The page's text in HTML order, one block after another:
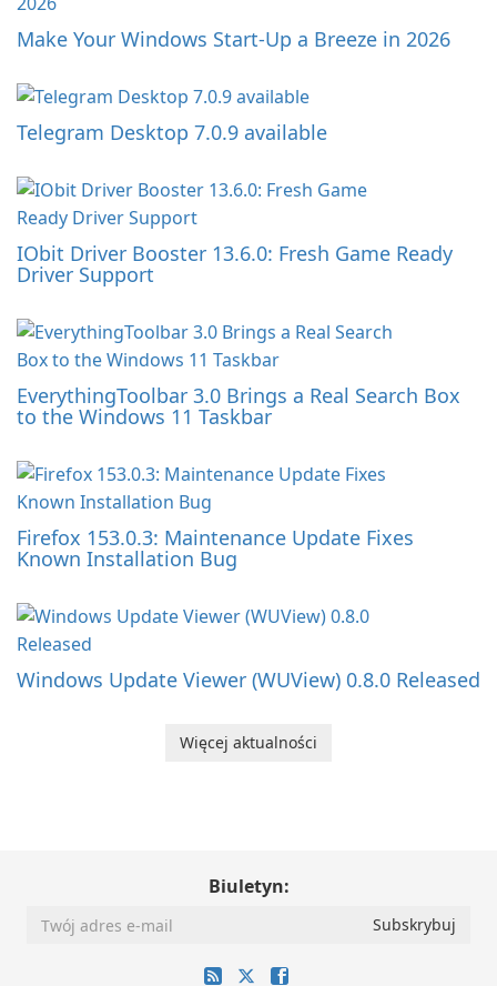
Make Your Windows Start-Up a Breeze in 2026
Telegram Desktop 7.0.9 available
IObit Driver Booster 13.6.0: Fresh Game Ready
Driver Support
EverythingToolbar 3.0 Brings a Real Search Box
to the Windows 11 Taskbar
Firefox 153.0.3: Maintenance Update Fixes
Known Installation Bug
Windows Update Viewer (WUView) 0.8.0 Released
Więcej aktualności
Biuletyn: